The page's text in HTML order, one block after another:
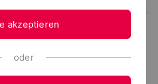
im Portrait
NEUIGKEITEN
akzeptieren
oder